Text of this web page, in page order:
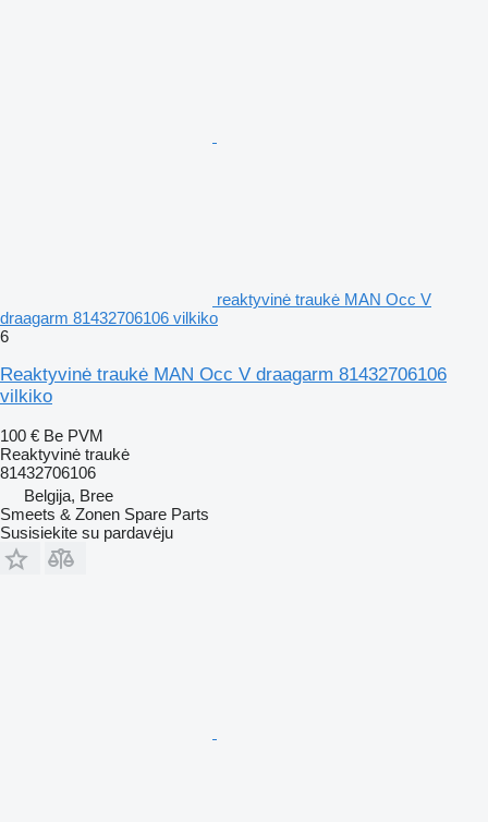
reaktyvinė traukė MAN Occ V
draagarm 81432706106 vilkiko
6
Reaktyvinė traukė MAN Occ V draagarm 81432706106
vilkiko
100 € Be PVM
Reaktyvinė traukė
81432706106
Belgija, Bree
Smeets & Zonen Spare Parts
Susisiekite su pardavėju